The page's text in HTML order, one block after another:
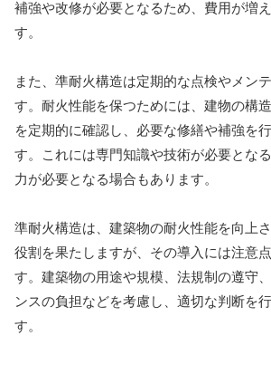
補強や改修が必要となるため、費用が増
す。
また、準耐火構造は定期的な点検やメン
す。耐火性能を保つためには、建物の構
を定期的に確認し、必要な修繕や補強を
す。これには専門知識や技術が必要とな
力が必要となる場合もあります。
準耐火構造は、建築物の耐火性能を向上
役割を果たしますが、その導入には注意
す。建築物の用途や規模、法規制の遵守
ンスの負担などを考慮し、適切な判断を
す。